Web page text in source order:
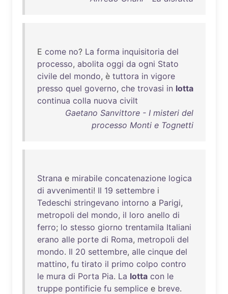
E come no? La forma inquisitoria del
processo, abolita oggi da ogni Stato
civile del mondo, è tuttora in vigore
presso quel governo, che trovasi in lotta
continua colla nuova civilt
Gaetano Sanvittore - I misteri del
processo Monti e Tognetti
Strana e mirabile concatenazione logica
di avvenimenti! Il 19 settembre i
Tedeschi stringevano intorno a Parigi,
metropoli del mondo, il loro anello di
ferro; lo stesso giorno trentamila Italiani
erano alle porte di Roma, metropoli del
mondo. Il 20 settembre, alle cinque del
mattino, fu tirato il primo colpo contro
le mura di Porta Pia. La lotta con le
truppe pontificie fu semplice e breve.